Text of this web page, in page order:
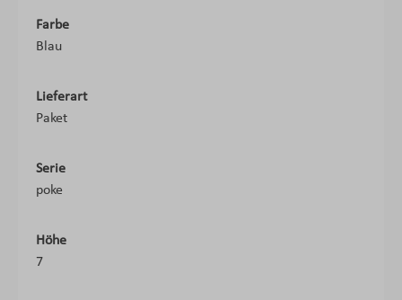
Farbe
Blau
Lieferart
Paket
Serie
poke
Höhe
7